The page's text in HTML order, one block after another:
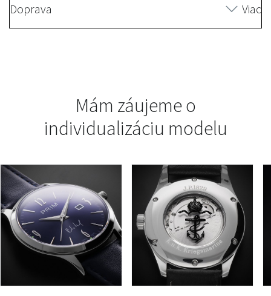
Doprava Viac
Mám záujeme o
individualizáciu modelu